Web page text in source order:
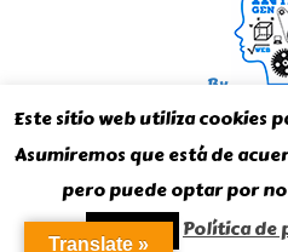
By
Este sitio web utiliza cookies
Asumiremos que está de
pero puede optar por
Aceptar Política de
Translate »